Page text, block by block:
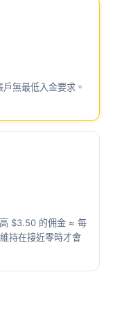
無最低入金要求。
$3.50 的佣金 ≈ 每
持在接近零時才會